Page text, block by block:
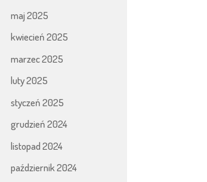
maj 2025
kwiecień 2025
marzec 2025
luty 2025
styczeń 2025
grudzień 2024
listopad 2024
październik 2024